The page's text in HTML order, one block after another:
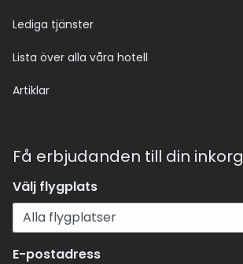
Lediga tjänster
Lista över alla våra hotell
Artiklar
Få erbjudanden till din inkorg
Välj flygplats
E-postadress